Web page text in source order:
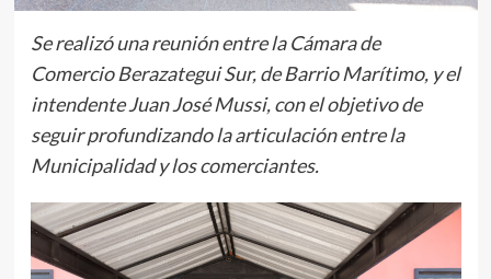
Se realizó una reunión entre la Cámara de
Comercio Berazategui Sur, de Barrio Marítimo, y el
intendente Juan José Mussi, con el objetivo de
seguir profundizando la articulación entre la
Municipalidad y los comerciantes.